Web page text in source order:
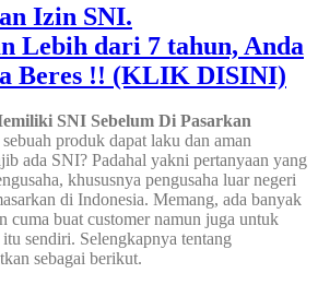
Izin SNI.
Lebih dari 7 tahun, Anda
Beres !! (KLIK DISINI)
SNI Sebelum Di Pasarkan
produk dapat laku dan aman
ada SNI? Padahal yakni pertanyaan yang
khususnya pengusaha luar negeri
di Indonesia. Memang, ada banyak
cuma buat customer namun juga untuk
sendiri. Selengkapnya tentang
sebagai berikut.